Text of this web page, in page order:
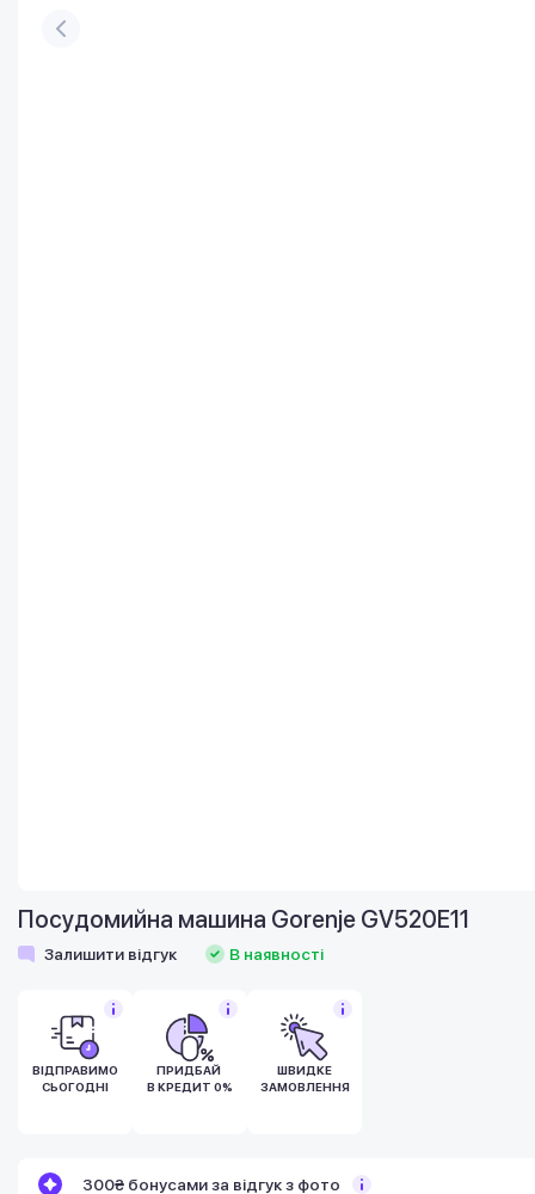
Посудомийна машина Gorenje GV520E11
Залишити відгук В наявності
ВІДПРАВИМО
СЬОГОДНІ
ПРИДБАЙ
В КРЕДИТ 0%
ШВИДКЕ
ЗАМОВЛЕННЯ
300₴ бонусами за відгук з фото
після покупки.